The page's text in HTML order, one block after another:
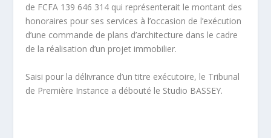
de FCFA 139 646 314 qui représenterait le montant des
honoraires pour ses services à l’occasion de l’exécution
d’une commande de plans d’architecture dans le cadre
de la réalisation d’un projet immobilier.
Saisi pour la délivrance d’un titre exécutoire, le Tribunal
de Première Instance a débouté le Studio BASSEY.